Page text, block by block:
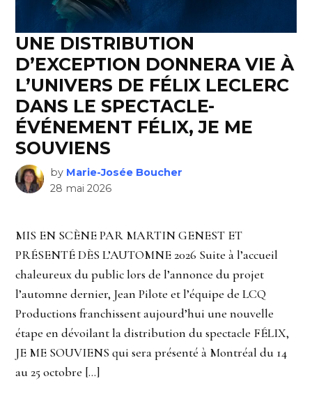
UNE DISTRIBUTION
D’EXCEPTION DONNERA VIE À
L’UNIVERS DE FÉLIX LECLERC
DANS LE SPECTACLE-
ÉVÉNEMENT FÉLIX, JE ME
SOUVIENS
by Marie-Josée Boucher
28 mai 2026
MIS EN SCÈNE PAR MARTIN GENEST ET
PRÉSENTÉ DÈS L’AUTOMNE 2026 Suite à l’accueil
chaleureux du public lors de l’annonce du projet
l’automne dernier, Jean Pilote et l’équipe de LCQ
Productions franchissent aujourd’hui une nouvelle
étape en dévoilant la distribution du spectacle FÉLIX,
JE ME SOUVIENS qui sera présenté à Montréal du 14
au 25 octobre […]